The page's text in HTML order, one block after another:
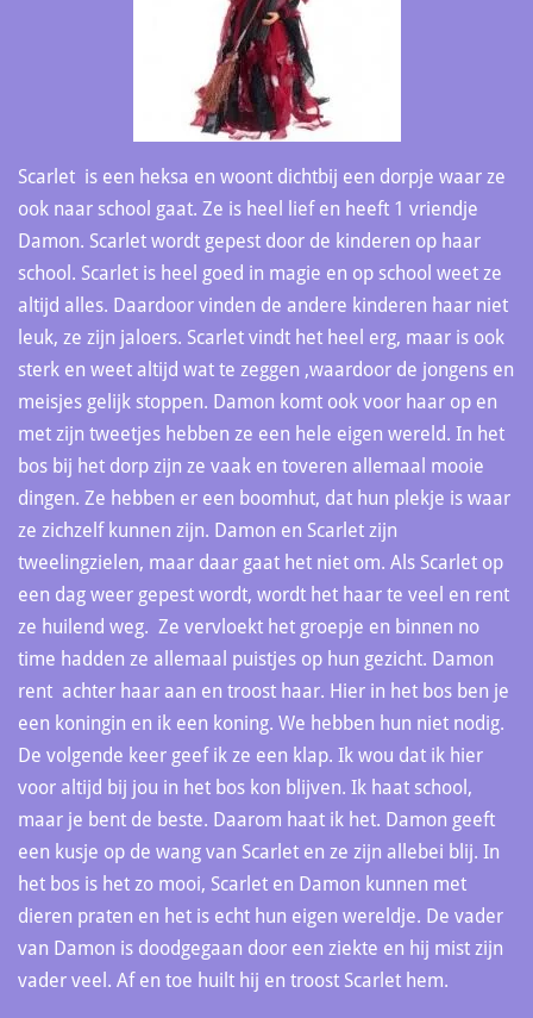
Scarlet is een heksa en woont dichtbij een dorpje waar ze
ook naar school gaat. Ze is heel lief en heeft 1 vriendje
Damon. Scarlet wordt gepest door de kinderen op haar
school. Scarlet is heel goed in magie en op school weet ze
altijd alles. Daardoor vinden de andere kinderen haar niet
leuk, ze zijn jaloers. Scarlet vindt het heel erg, maar is ook
sterk en weet altijd wat te zeggen ,waardoor de jongens en
meisjes gelijk stoppen. Damon komt ook voor haar op en
met zijn tweetjes hebben ze een hele eigen wereld. In het
bos bij het dorp zijn ze vaak en toveren allemaal mooie
dingen. Ze hebben er een boomhut, dat hun plekje is waar
ze zichzelf kunnen zijn. Damon en Scarlet zijn
tweelingzielen, maar daar gaat het niet om. Als Scarlet op
een dag weer gepest wordt, wordt het haar te veel en rent
ze huilend weg. Ze vervloekt het groepje en binnen no
time hadden ze allemaal puistjes op hun gezicht. Damon
rent achter haar aan en troost haar. Hier in het bos ben je
een koningin en ik een koning. We hebben hun niet nodig.
De volgende keer geef ik ze een klap. Ik wou dat ik hier
voor altijd bij jou in het bos kon blijven. Ik haat school,
maar je bent de beste. Daarom haat ik het. Damon geeft
een kusje op de wang van Scarlet en ze zijn allebei blij. In
het bos is het zo mooi, Scarlet en Damon kunnen met
dieren praten en het is echt hun eigen wereldje. De vader
van Damon is doodgegaan door een ziekte en hij mist zijn
vader veel. Af en toe huilt hij en troost Scarlet hem.